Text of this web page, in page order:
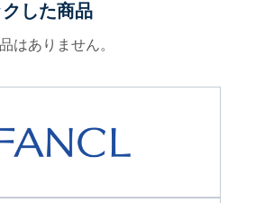
した商品
はありません。